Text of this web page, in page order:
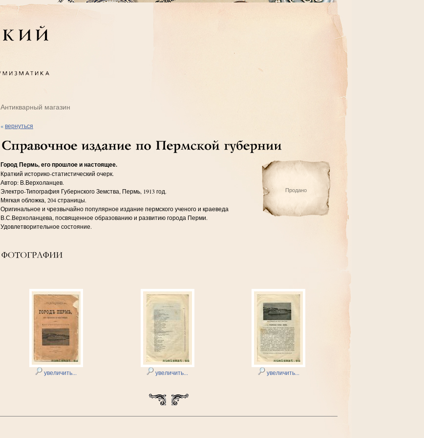
Антикварный магазин
«вернуться
Город Пермь, его прошлое и настоящее.
Краткий историко-статистический очерк.
Автор: В.Верхоланцев.
Электро-Типография Губернского Земства, Пермь, 1913 год.
Мягкая обложка, 204 страницы.
Оригинальное и чрезвычайно популярное издание пермского ученого и краеведа
В.С.Верхоланцева, посвященное образованию и развитию города Перми.
Удовлетворительное состояние.
Продано
увеличить... увеличить... увеличить...